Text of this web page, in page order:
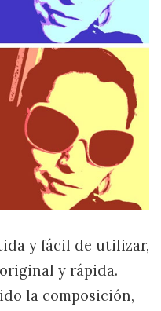
y fácil de utilizar,
y rápida.
la composición,